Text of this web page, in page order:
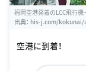
福岡空港発着のLCC飛行機
出典： his-j.com/
空港に到着！